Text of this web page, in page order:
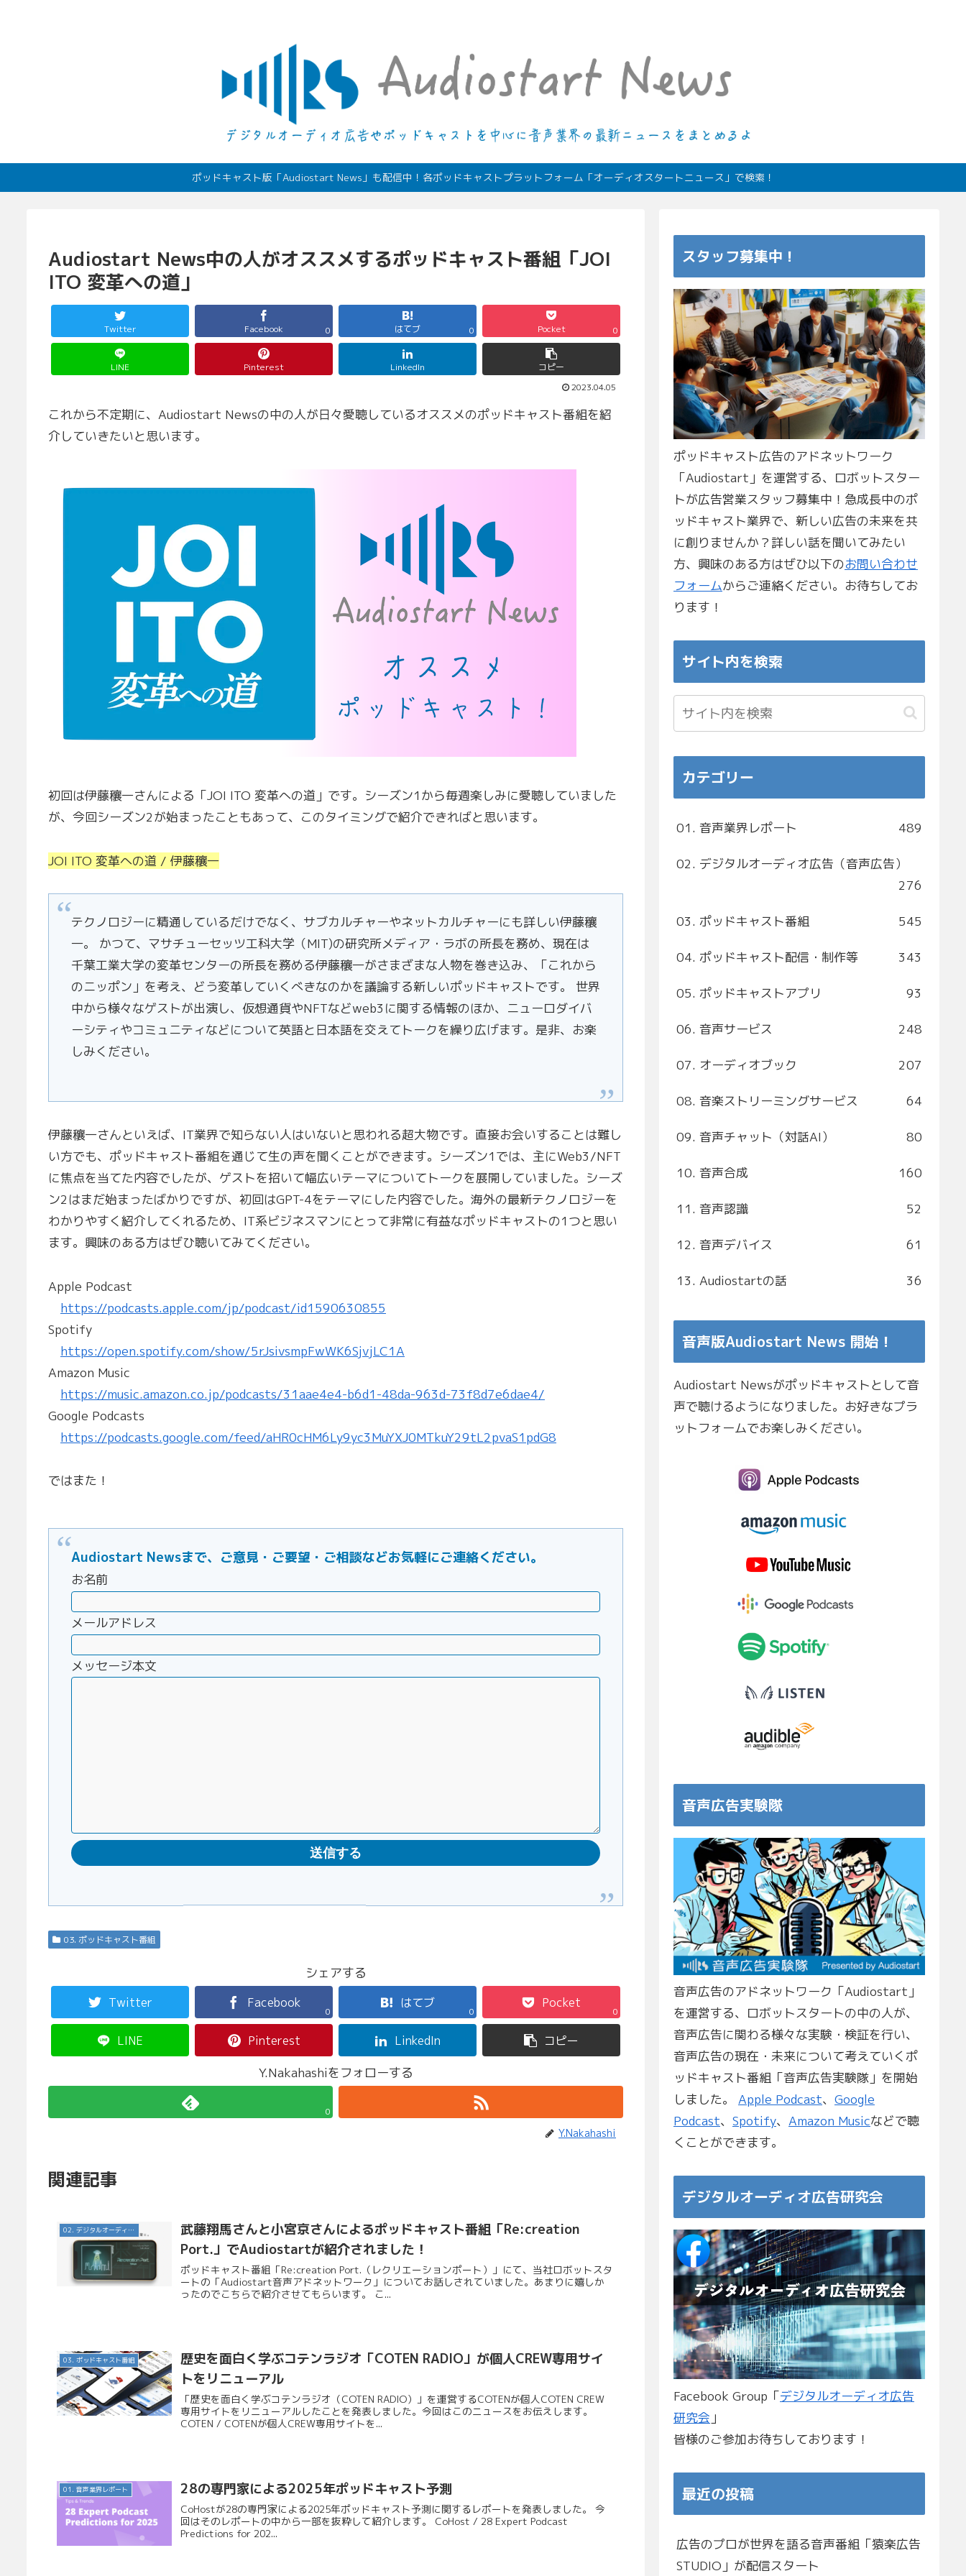
ポッドキャスト版「Audiostart News」も配信中！各ポッドキャストプラットフォーム「オーディオスタートニュース」で検索！
Audiostart News中の人がオススメするポッドキャスト番組「JOI
ITO 変革への道」
Twitter Facebook 0 はてブ 0 Pocket 0
LINE Pinterest LinkedIn
コピー
2023.04.05
これから不定期に、Audiostart Newsの中の人が日々愛聴しているオススメのポッドキャスト番組を紹
介していきたいと思います。
初回は伊藤穰一さんによる「JOI ITO 変革への道」です。シーズン1から毎週楽しみに愛聴していました
が、今回シーズン2が始まったこともあって、このタイミングで紹介できればと思います。
JOI ITO 変革への道 / 伊藤穰一
テクノロジーに精通しているだけでなく、サブカルチャーやネットカルチャーにも詳しい伊藤穰
一。 かつて、マサチューセッツ工科大学（MIT)の研究所メディア・ラボの所長を務め、現在は
千葉工業大学の変革センターの所長を務める伊藤穰一がさまざまな人物を巻き込み、「これから
のニッポン」を考え、どう変革していくべきなのかを議論する新しいポッドキャストです。 世界
中から様々なゲストが出演し、仮想通貨やNFTなどweb3に関する情報のほか、ニューロダイバ
ーシティやコミュニティなどについて英語と日本語を交えてトークを繰り広げます。是非、お楽
しみください。
伊藤穰一さんといえば、IT業界で知らない人はいないと思われる超大物です。直接お会いすることは難し
い方でも、ポッドキャスト番組を通じて生の声を聞くことができます。シーズン1では、主にWeb3/NFT
に焦点を当てた内容でしたが、ゲストを招いて幅広いテーマについてトークを展開していました。シーズ
ン2はまだ始まったばかりですが、初回はGPT-4をテーマにした内容でした。海外の最新テクノロジーを
わかりやすく紹介してくれるため、IT系ビジネスマンにとって非常に有益なポッドキャストの1つと思い
ます。興味のある方はぜひ聴いてみてください。
Apple Podcast
https://podcasts.apple.com/jp/podcast/id1590630855
Spotify
https://open.spotify.com/show/5rJsivsmpFwWK6SjvjLC1A
Amazon Music
https://music.amazon.co.jp/podcasts/31aae4e4-b6d1-48da-963d-73f8d7e6dae4/
Google Podcasts
https://podcasts.google.com/feed/aHR0cHM6Ly9yc3MuYXJ0MTkuY29tL2pvaS1pdG8
ではまた！
Audiostart Newsまで、ご意見・ご要望・ご相談などお気軽にご連絡ください。
お名前
メールアドレス
メッセージ本文
03. ポッドキャスト番組
シェアする
Twitter Facebook
0
はてブ
0
Pocket
0
LINE Pinterest LinkedIn コピー
Y.Nakahashiをフォローする
0
Y.Nakahashi
関連記事
02. デジタルオーディオ広告（音声広告）
武藤翔馬さんと小宮京さんによるポッドキャスト番組「Re:creation
Port.」でAudiostartが紹介されました！
ポッドキャスト番組「Re:creation Port.（レクリエーションポート）」にて、当社ロボットスタ
ートの「Audiostart音声アドネットワーク」についてお話しされていました。あまりに嬉しか
ったのでこちらで紹介させてもらいます。 こ...
03. ポッドキャスト番組
歴史を面白く学ぶコテンラジオ「COTEN RADIO」が個人CREW専用サイ
トをリニューアル
「歴史を面白く学ぶコテンラジオ（COTEN RADIO）」を運営するCOTENが個人COTEN CREW
専用サイトをリニューアルしたことを発表しました。今回はこのニュースをお伝えします。
COTEN / COTENが個人CREW専用サイトを...
01. 音声業界レポート 28の専門家による2025年ポッドキャスト予測
CoHostが28の専門家による2025年ポッドキャスト予測に関するレポートを発表しました。 今
回はそのレポートの中から一部を抜粋して紹介します。 CoHost / 28 Expert Podcast
Predictions for 202...
スタッフ募集中！
ポッドキャスト広告のアドネットワーク
「Audiostart」を運営する、ロボットスター
トが広告営業スタッフ募集中！急成長中のポ
ッドキャスト業界で、新しい広告の未来を共
に創りませんか？詳しい話を聞いてみたい
方、興味のある方はぜひ以下のお問い合わせ
フォームからご連絡ください。お待ちしてお
ります！
サイト内を検索
カテゴリー
01. 音声業界レポート 489
02. デジタルオーディオ広告（音声広告）
276
03. ポッドキャスト番組 545
04. ポッドキャスト配信・制作等 343
05. ポッドキャストアプリ 93
06. 音声サービス 248
07. オーディオブック 207
08. 音楽ストリーミングサービス 64
09. 音声チャット（対話AI） 80
10. 音声合成 160
11. 音声認識 52
12. 音声デバイス 61
13. Audiostartの話 36
音声版Audiostart News 開始！
Audiostart Newsがポッドキャストとして音
声で聴けるようになりました。お好きなプラ
ットフォームでお楽しみください。
音声広告実験隊
音声広告のアドネットワーク「Audiostart」
を運営する、ロボットスタートの中の人が、
音声広告に関わる様々な実験・検証を行い、
音声広告の現在・未来について考えていくポ
ッドキャスト番組「音声広告実験隊」を開始
しました。 Apple Podcast、 Google
Podcast、 Spotify、 Amazon Musicなどで聴
くことができます。
デジタルオーディオ広告研究会
Facebook Group「デジタルオーディオ広告
研究会 」
皆様のご参加お待ちしております！
最近の投稿
広告のプロが世界を語る音声番組「猿楽広告
STUDIO」が配信スタート